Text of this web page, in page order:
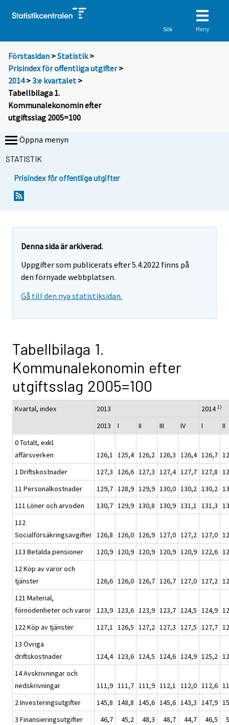
Sök Meny
Förstasidan >Statistik >
Prisindex för offentliga utgifter>
2014>3:e kvartalet >
Tabellbilaga 1.
Kommunalekonomin efter
utgiftsslag 2005=100
Öppna menyn
STATISTIK
Prisindex för offentliga utgifter
Denna sida är arkiverad.
Uppgifter som publicerats efter 5.4.2022 finns på
den förnyade webbplatsen.
Gå till den nya statistiksidan.
Tabellbilaga 1.
Kommunalekonomin efter
utgiftsslag 2005=100
Kvartal, index 2013 20141)
2013 I II III IV I
II
0 Totalt, exkl.
affärsverken
126,1 125,4 126,2 126,3 126,4 126,7
1 Driftskostnader
127,3 126,6 127,3 127,4 127,7 127,8
11 Personalkostnader
129,7 128,9 129,9 130,0 130,2 130,2
111 Löner och arvoden
130,7 129,9 130,8 130,9 131,1 131,3
112
Socialförsäkringsavgifter 126,8 126,0 126,9 127,0 127,2 127,0
113 Betalda pensioner
120,9 120,9 120,9 120,9 120,9 122,6
12 Köp av varor och
tjänster
126,6 126,0 126,7 126,7 127,0 127,2
121 Material,
förnödenheter och varor
123,9 123,6 123,9 123,7 124,5 124,9
122 Köp av tjänster
127,1 126,5 127,2 127,3 127,5 127,7
13 Övriga
driftskostnader
124,4 123,6 124,5 124,6 124,9 125,2
14 Avskrivningar och
nedskrivningar
111,9 111,7 111,9 112,1 112,0 112,6
2 Investeringsutgifter
145,8 148,8 145,6 145,6 143,3 147,9
3 Finansieringsutgifter
46,7 45,2 48,3 48,7 44,7 46,5